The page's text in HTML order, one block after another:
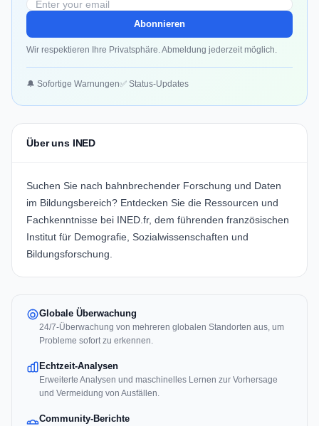
Abonnieren
Wir respektieren Ihre Privatsphäre. Abmeldung jederzeit möglich.
🔔 Sofortige Warnungen✅ Status-Updates
Über uns INED
Suchen Sie nach bahnbrechender Forschung und Daten
im Bildungsbereich? Entdecken Sie die Ressourcen und
Fachkenntnisse bei INED.fr, dem führenden französischen
Institut für Demografie, Sozialwissenschaften und
Bildungsforschung.
Globale Überwachung
24/7-Überwachung von mehreren globalen Standorten aus, um
Probleme sofort zu erkennen.
Echtzeit-Analysen
Erweiterte Analysen und maschinelles Lernen zur Vorhersage
und Vermeidung von Ausfällen.
Community-Berichte